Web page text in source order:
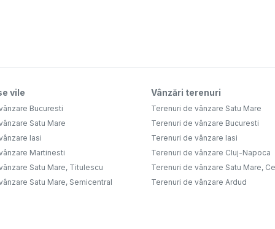
vile
Bucuresti
Satu Mare
Iasi
Martinesti
Satu Mare, Titulescu
Satu Mare, Semicentral
Vânzări terenuri
Terenuri de vânzare Satu Mare
Terenuri de vânzare Bucuresti
Terenuri de vânzare Iasi
Terenuri de vânzare Cluj-Napoca
Terenuri de vânzare Satu Mare,
Terenuri de vânzare Ardud